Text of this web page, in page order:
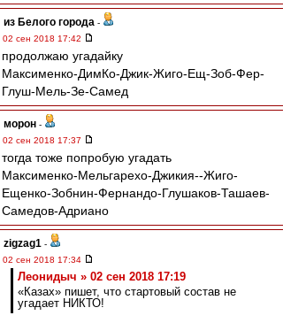
из Белого города -
02 сен 2018 17:42
продолжаю угадайку
Максименко-ДимКо-Джик-Жиго-Ещ-Зоб-Фер-
Глуш-Мель-Зе-Самед
морон -
02 сен 2018 17:37
тогда тоже попробую угадать
Максименко-Мельгарехо-Джикия--Жиго-
Ещенко-Зобнин-Фернандо-Глушаков-Ташаев-
Самедов-Адриано
zigzag1 -
02 сен 2018 17:34
Леонидыч » 02 сен 2018 17:19
«Казах» пишет, что стартовый состав не
угадает НИКТО!